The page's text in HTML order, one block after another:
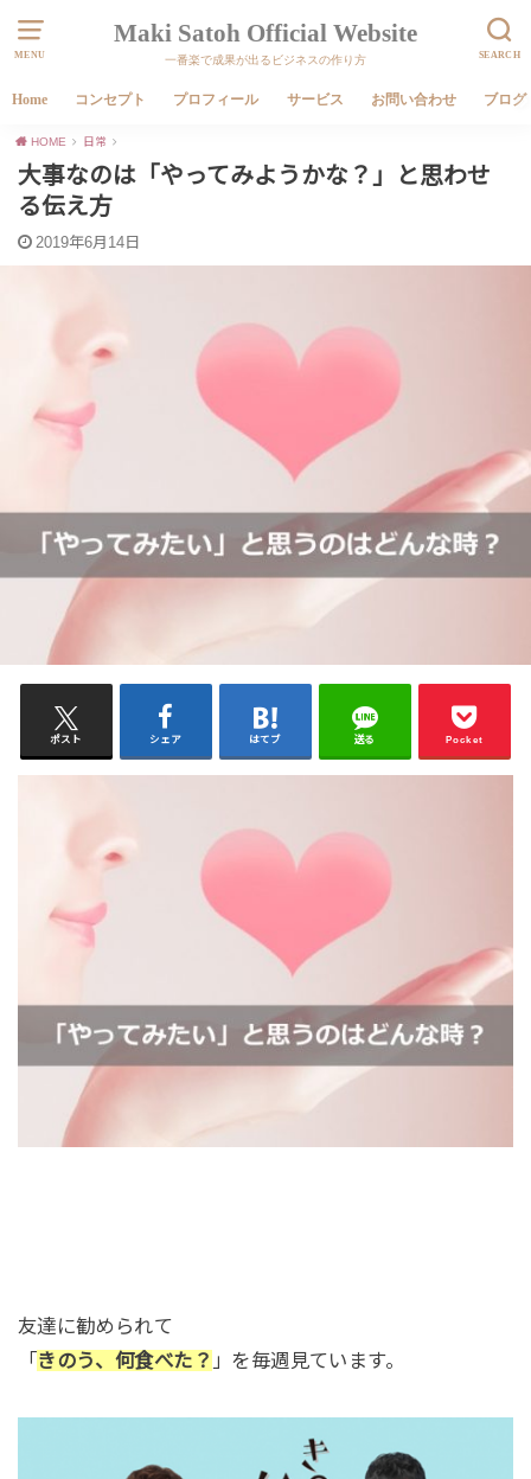
MENU SEARCH
Maki Satoh Official Website
一番楽で成果が出るビジネスの作り方
Home コンセプト プロフィール サービス お問い合わせ ブログ
HOME 日常
大事なのは「やってみようかな？」と思わせ
る伝え方
2019年6月14日
ポスト シェア はてブ 送る Pocket
友達に勧められて
「きのう、何食べた？ 」を毎週見ています。